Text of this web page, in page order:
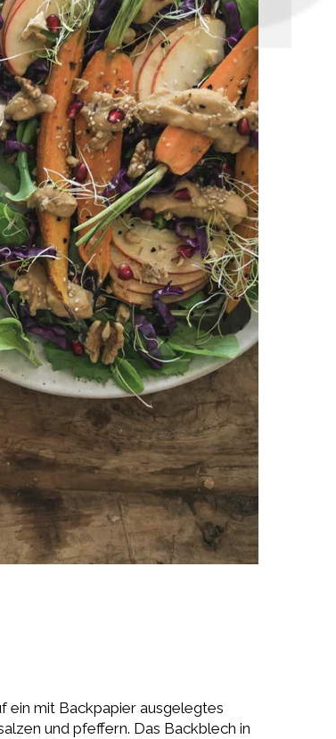
ein mit Backpapier ausgelegtes
und pfeffern. Das Backblech in